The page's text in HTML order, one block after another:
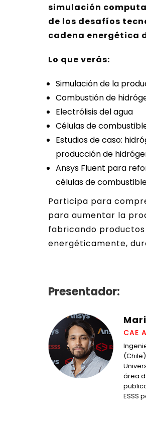
simulación
de los desafíos
cadena energética
Lo que verás:
Simulación de la
Combustión de
Electrólisis del agua
Células de
Estudios de caso:
producción de
Ansys Fluent para
células de
Participa para
para aumentar la
fabricando
energéticamente,
Presentador:
CAE
área
ESSS